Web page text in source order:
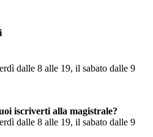
dalle 8 alle 19, il sabato dalle 9
iscriverti alla magistrale?
dalle 8 alle 19, il sabato dalle 9